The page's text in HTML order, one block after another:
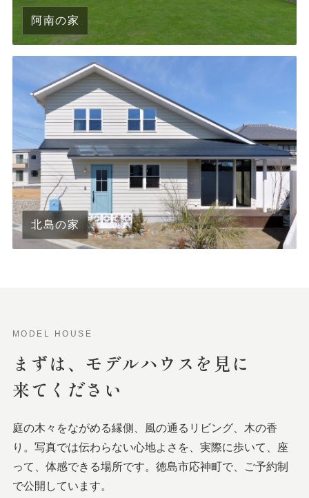
阿南の家
北島の家
MODEL HOUSE
まずは、 モデルハウスを 見に
来てください
庭の木々をながめる縁側、風の通るリビング、木の香
り。写真では伝わらない心地よさを、実際に歩いて、座
って、体感できる場所です。徳島市応神町で、ご予約制
で公開しています。